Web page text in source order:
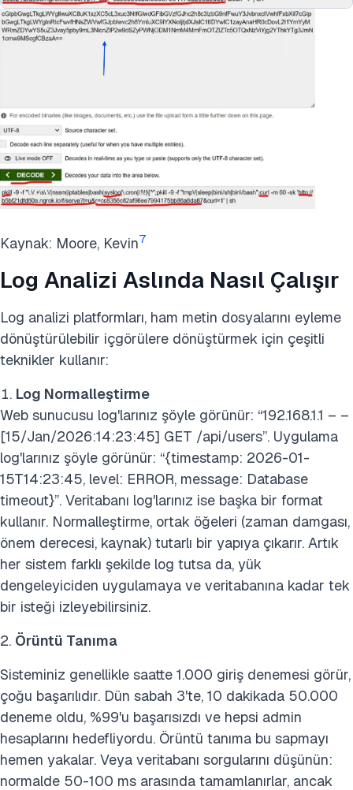
Kaynak: Moore, Kevin7
Log Analizi Aslında Nasıl Çalışır
Log analizi platformları, ham metin dosyalarını eyleme
dönüştürülebilir içgörülere dönüştürmek için çeşitli
teknikler kullanır:
Log Normalleştirme
Web sunucusu log'larınız şöyle görünür: “192.168.1.1 – –
[15/Jan/2026:14:23:45] GET /api/users”. Uygulama
log'larınız şöyle görünür: “{timestamp: 2026-01-
15T14:23:45, level: ERROR, message: Database
timeout}”. Veritabanı log'larınız ise başka bir format
kullanır. Normalleştirme, ortak öğeleri (zaman damgası,
önem derecesi, kaynak) tutarlı bir yapıya çıkarır. Artık
her sistem farklı şekilde log tutsa da, yük
dengeleyiciden uygulamaya ve veritabanına kadar tek
bir isteği izleyebilirsiniz.
2. Örüntü Tanıma
Sisteminiz genellikle saatte 1.000 giriş denemesi görür,
çoğu başarılıdır. Dün sabah 3'te, 10 dakikada 50.000
deneme oldu, %99'u başarısızdı ve hepsi admin
hesaplarını hedefliyordu. Örüntü tanıma bu sapmayı
hemen yakalar. Veya veritabanı sorgularını düşünün:
normalde 50-100 ms arasında tamamlanırlar, ancak